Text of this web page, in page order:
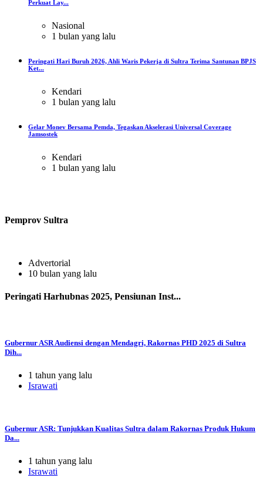
Perkuat Lay...
Nasional
1 bulan yang lalu
Peringati Hari Buruh 2026, Ahli Waris Pekerja di Sultra Terima Santunan BPJS
Ket...
Kendari
1 bulan yang lalu
Gelar Monev Bersama Pemda, Tegaskan Akselerasi Universal Coverage
Jamsostek
Kendari
1 bulan yang lalu
Pemprov Sultra
Advertorial
10 bulan yang lalu
Peringati Harhubnas 2025, Pensiunan Inst...
Gubernur ASR Audiensi dengan Mendagri, Rakornas PHD 2025 di Sultra
Dih...
1 tahun yang lalu
Israwati
Gubernur ASR: Tunjukkan Kualitas Sultra dalam Rakornas Produk Hukum
Da...
1 tahun yang lalu
Israwati